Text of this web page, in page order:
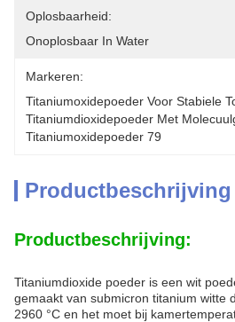
Oplosbaarheid:
Onoplosbaar In Water
Markeren:
Titaniumoxidepoeder Voor Stabiele
Titaniumdioxidepoeder Met
Titaniumoxidepoeder 79
Productbeschrijving
Productbeschrijving:
Titaniumdioxide poeder is een wit
gemaakt van submicron titanium witte
2960 °C en het moet bij